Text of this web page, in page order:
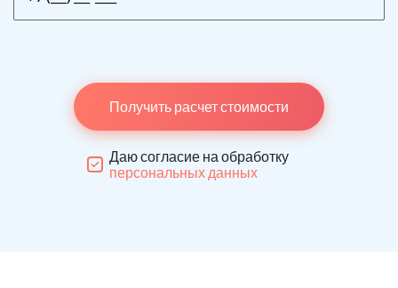
Получить расчет стоимости
Даю согласие на обработку
персональных данных